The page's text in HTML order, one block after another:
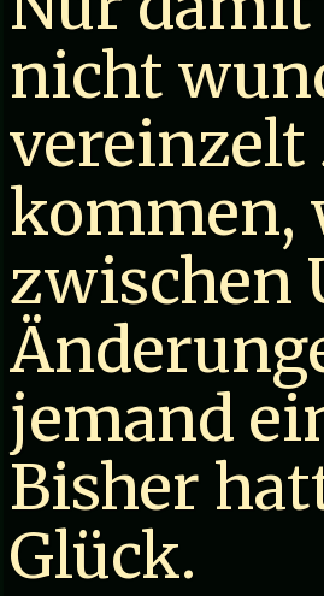
nicht
vereinzelt
kommen,
zwischen
jemand
Bisher
Glück.